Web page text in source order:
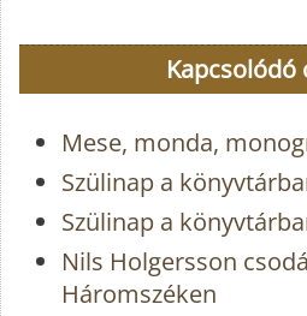
Kapcsolódó
Mese, monda,
Szülinap a
Szülinap a
Nils Holgersson
Háromszéken